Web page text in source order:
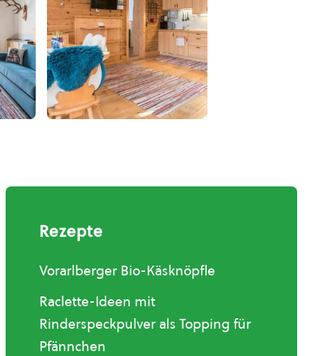
Rezepte
Vorarlberger Bio-Käsknöpfle
Raclette-Ideen mit
Rinderspeckpulver als Topping für
Pfännchen